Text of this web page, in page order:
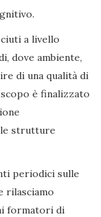
a livello
dove ambiente,
di una qualità di
è finalizzato
strutture
periodici sulle
rilasciamo
formatori di